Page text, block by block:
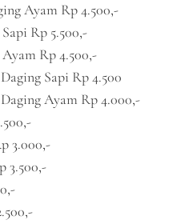
Ayam Rp 4.500,-
Rp 5.500,-
Rp 4.500,-
Sapi Rp 4.500
Ayam Rp 4.000,-
3.000,-
3.500,-